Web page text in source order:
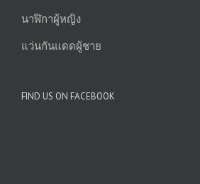
นาฬิกาผู้หญิง
แว่นกันแดดผู้ชาย
FIND US ON FACEBOOK